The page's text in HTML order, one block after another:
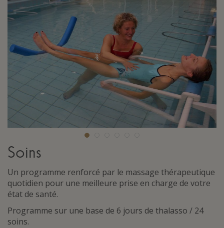
Soins
Un programme renforcé par le massage thérapeutique
quotidien pour une meilleure prise en charge de votre
état de santé.
Programme sur une base de 6 jours de thalasso / 24
soins.